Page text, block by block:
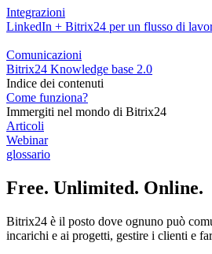
Integrazioni
LinkedIn + Bitrix24 per un flusso di
Comunicazioni
Bitrix24 Knowledge base 2.0
Indice dei contenuti
Come funziona?
Immergiti nel mondo di Bitrix24
Articoli
Webinar
glossario
Free. Unlimited. Online.
Bitrix24 è il posto dove ognuno può
incarichi e ai progetti, gestire i clienti e